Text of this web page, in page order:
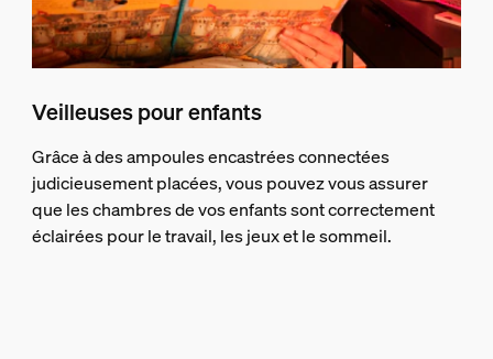
Veilleuses pour enfants
Grâce à des ampoules encastrées connectées
judicieusement placées, vous pouvez vous assurer
que les chambres de vos enfants sont correctement
éclairées pour le travail, les jeux et le sommeil.